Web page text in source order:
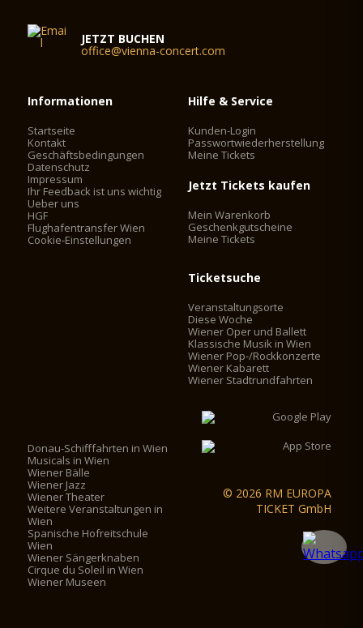
JETZT BUCHEN
office@vienna-concert.com
Informationen
Startseite
Kontakt
Geschäftsbedingungen
Datenschutz
Impressum
Ihr Feedback ist uns wichtig
Ueber uns
HGF
Flughafentransfer Wien
Cookie-Einstellungen
Hilfe & Service
Kunden-Login
Passwortwiederherstellung
Meine Tickets
Jetzt Tickets kaufen
Mein Warenkorb
Geschenkgutscheine
Meine Tickets
Ticketsuche
Veranstaltungsorte
Diese Woche
Wiener Oper und Ballett
Klassische Musik in Wien
Wiener Pop-/Rockkonzerte
Wiener Kabarett
Wiener Stadtrundfahrten
Donau-Schifffahrten in Wien
Musicals in Wien
Wiener Bälle
Wiener Jazz
Wiener Theater
Weitere Veranstaltungen in
Wien
Spanische Hofreitschule
Wien
Wiener Sängerknaben
Cirque du Soleil in Wien
Wiener Museen
© 2026 RM EUROPA
TICKET GmbH